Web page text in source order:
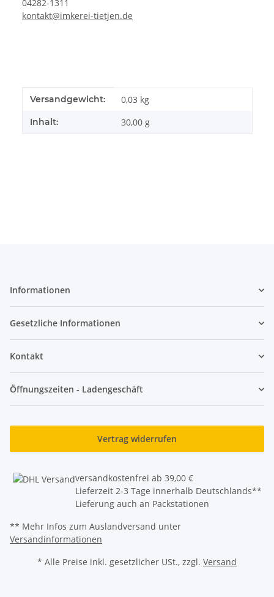
04282-1311
kontakt@imkerei-tietjen.de
Produkteigenschaft
Wert
Versandgewicht: 0,03 kg
Inhalt: 30,00 g
Informationen
Gesetzliche Informationen
Kontakt
Öffnungszeiten - Ladengeschäft
Vertrag widerrufen
versandkostenfrei ab 39,00 €
Lieferzeit 2-3 Tage innerhalb Deutschlands**
Lieferung auch an Packstationen
** Mehr Infos zum Auslandversand unter
Versandinformationen
* Alle Preise inkl. gesetzlicher USt., zzgl. Versand